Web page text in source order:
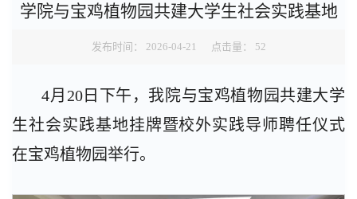
学院与宝鸡植物园共建大学生社会实践基地
发布时间： 2026-04-21 点击量： 52
4月20日下午，我院与宝鸡植物园共建大学
生社会实践基地挂牌暨校外实践导师聘任仪式
在宝鸡植物园举行。